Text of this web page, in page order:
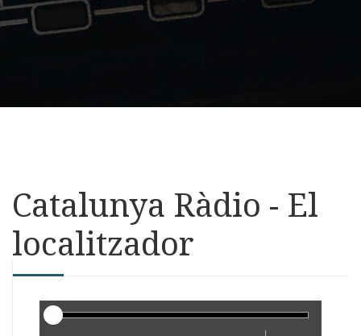
Catalunya Ràdio - El
localitzador
Reproductor